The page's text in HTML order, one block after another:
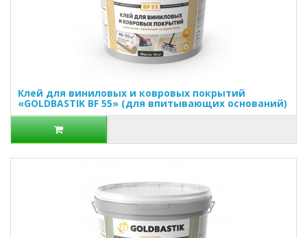
Клей для виниловых и ковровых покрытий
«GOLDBASTIK BF 55» (для впитывающих оснований)